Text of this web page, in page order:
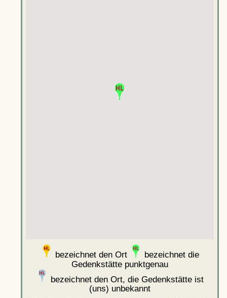
bezeichnet den Ort
bezeichnet die
Gedenkstätte punktgenau
bezeichnet den Ort, die Gedenkstätte ist
(uns) unbekannt